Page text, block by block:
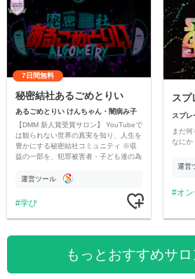
7日間無料
秘密結社あるごめとりい
あるごめとりい けんちゃん・闇病み子
【DMM 新人賞受賞サロン】 YouTubeで
は観られない世界の真実を知り、人生を
豊かにする秘密結社コミュニティ ※収
益の一部を、犯罪被害者・子ども達の為
す運営ツール
学び
スプ
スプレ
まだ
なにか
運営
オン
もっとおすすめサ